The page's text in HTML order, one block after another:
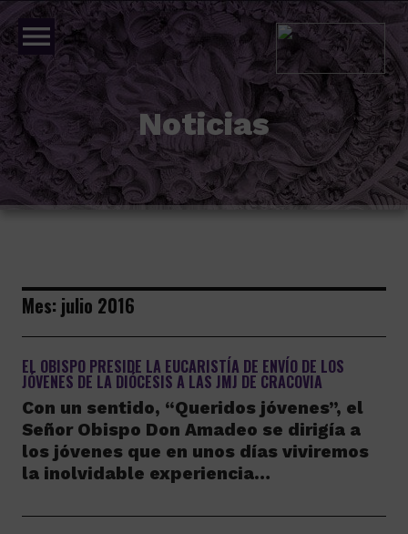
menu
Noticias
Mes: julio 2016
EL OBISPO PRESIDE LA EUCARISTÍA DE ENVÍO DE LOS
JÓVENES DE LA DIÓCESIS A LAS JMJ DE CRACOVIA
Con un sentido, “Queridos jóvenes”, el
Señor Obispo Don Amadeo se dirigía a
los jóvenes que en unos días viviremos
la inolvidable experiencia…